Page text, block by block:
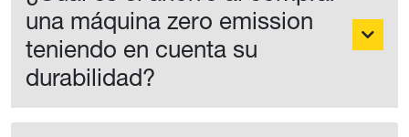
¿Cuál es el ahorro al comprar
una máquina zero emission
teniendo en cuenta su
durabilidad?